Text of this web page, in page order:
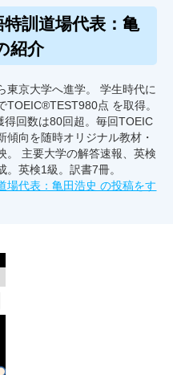
特訓道場代表：亀
紹介
東京大学へ進学。 学生時代に
TOEIC®TEST980点 を取得。
得回数は80回超。毎回TOEIC
傾向を随時オリジナル教材・
。 主要大学の解答速報、英検
。英検1級。訳書7冊。
場代表：亀田浩史 の投稿をす